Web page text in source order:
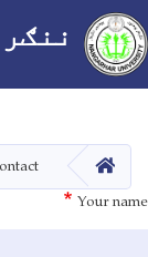
HOME
Your name